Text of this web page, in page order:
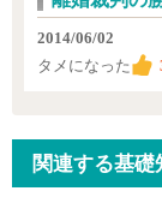
2014/06/02
タメになった
関連する基礎